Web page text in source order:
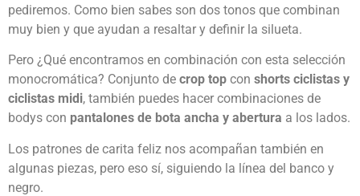
pediremos. Como bien sabes son dos tonos que combinan
muy bien y que ayudan a resaltar y definir la silueta.
Pero ¿Qué encontramos en combinación con esta selección
monocromática? Conjunto de crop top con shorts ciclistas y
ciclistas midi, también puedes hacer combinaciones de
bodys con pantalones de bota ancha y abertura a los lados.
Los patrones de carita feliz nos acompañan también en
algunas piezas, pero eso sí, siguiendo la línea del banco y
negro.